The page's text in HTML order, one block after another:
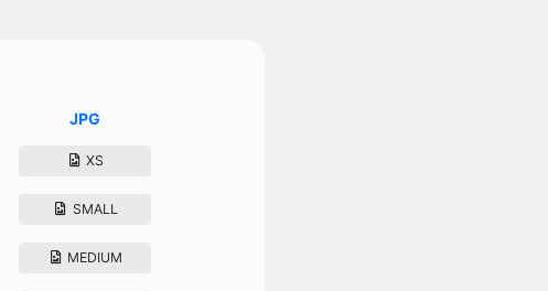
JPG
XS
SMALL
MEDIUM